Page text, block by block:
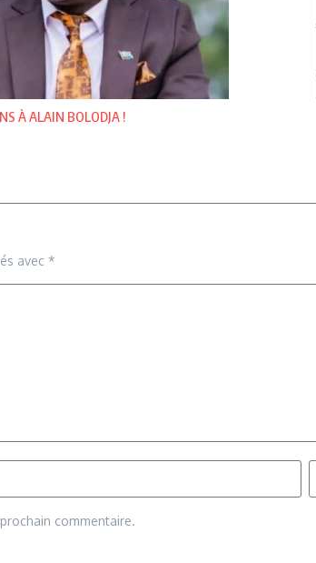
À ALAIN BOLODJA !
avec *
commentaire.